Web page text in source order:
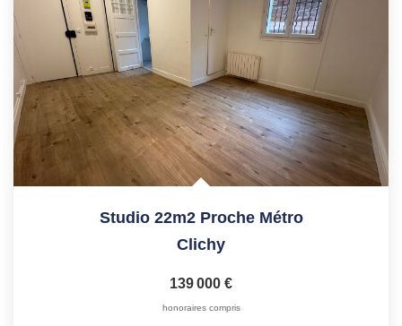
Studio 22m2 Proche Métro
Clichy
139 000 €
honoraires compris